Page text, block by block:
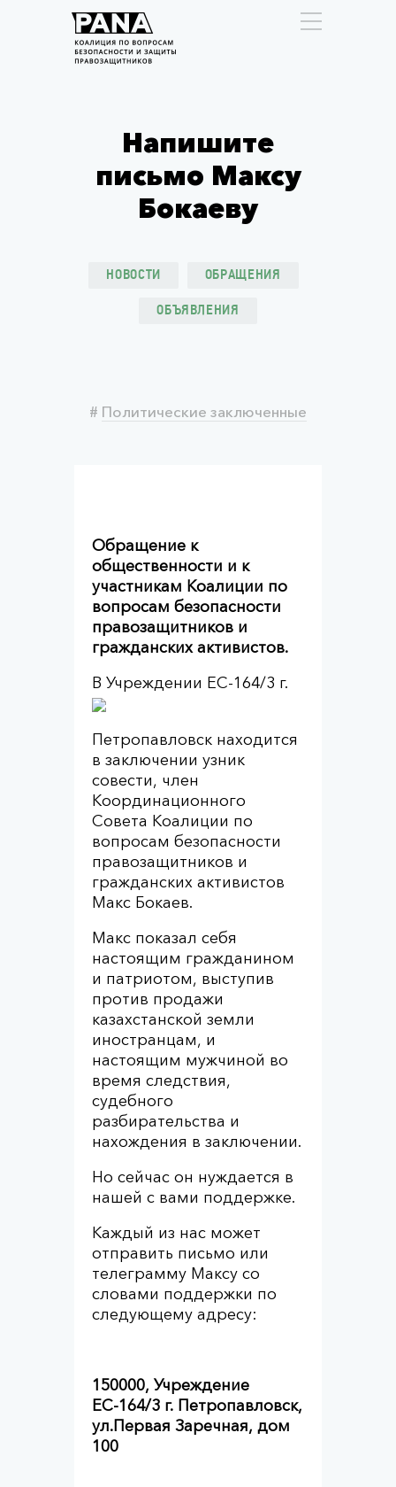
Напишите
письмо Максу
Бокаеву
НОВОСТИ ОБРАЩЕНИЯ
ОБЪЯВЛЕНИЯ
# Политические заключенные
Обращение к
общественности и к
участникам Коалиции по
вопросам безопасности
правозащитников и
гражданских активистов.
В Учреждении ЕС-164/3 г.
Петропавловск находится
в заключении узник
совести, член
Координационного
Совета Коалиции по
вопросам безопасности
правозащитников и
гражданских активистов
Макс Бокаев.
Макс показал себя
настоящим гражданином
и патриотом, выступив
против продажи
казахстанской земли
иностранцам, и
настоящим мужчиной во
время следствия,
судебного
разбирательства и
нахождения в заключении.
Но сейчас он нуждается в
нашей с вами поддержке.
Каждый из нас может
отправить письмо или
телеграмму Максу со
словами поддержки по
следующему адресу:
150000, Учреждение
ЕС-164/3 г. Петропавловск,
ул.Первая Заречная, дом
100